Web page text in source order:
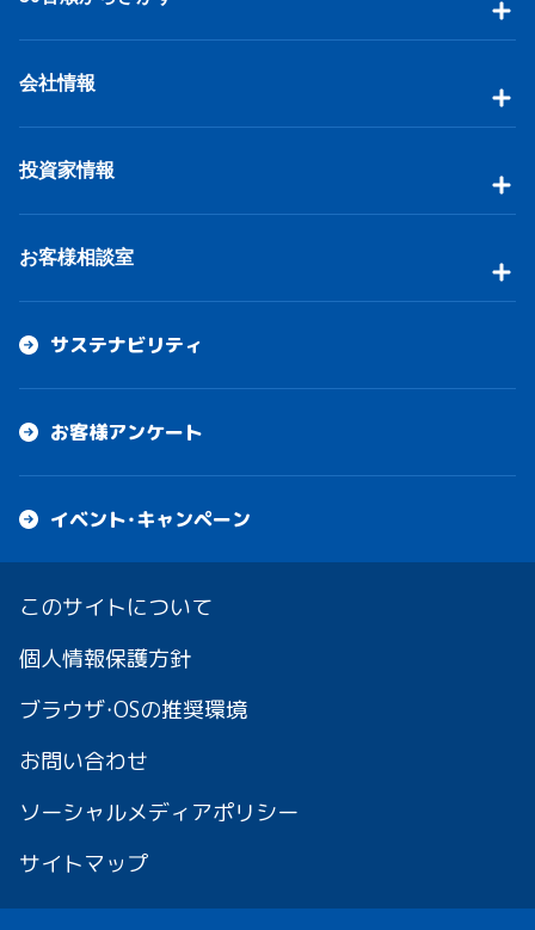
会社情報
投資家情報
お客様相談室
サステナビリティ
お客様アンケート
イベント・キャンペーン
このサイトについて
個人情報保護方針
ブラウザ・OSの推奨環境
お問い合わせ
ソーシャルメディアポリシー
サイトマップ